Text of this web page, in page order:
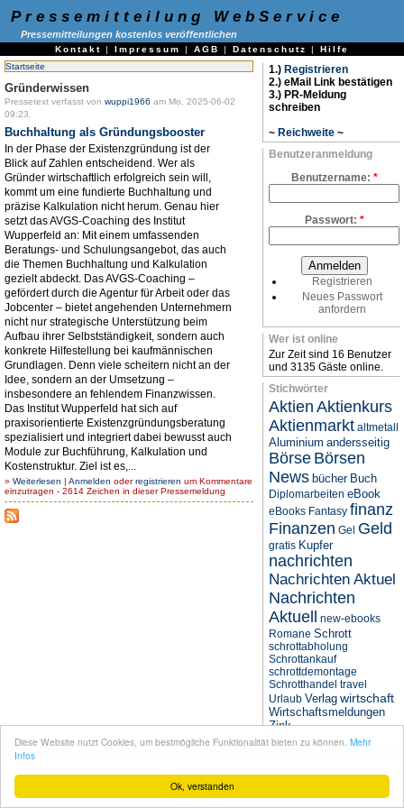
Ok, verstanden
Diese Website nutzt Cookies, um bestmögliche Funktionalität bieten zu können. Mehr
Infos
Pressemitteilung WebService
Pressemitteilungen kostenlos veröffentlichen
Kontakt | Impressum | AGB | Datenschutz | Hilfe
Startseite
Gründerwissen
Pressetext verfasst von wuppi1966 am Mo, 2025-06-02
09:23.
Buchhaltung als Gründungsbooster
In der Phase der Existenzgründung ist der
Blick auf Zahlen entscheidend. Wer als
Gründer wirtschaftlich erfolgreich sein will,
kommt um eine fundierte Buchhaltung und
präzise Kalkulation nicht herum. Genau hier
setzt das AVGS-Coaching des Institut
Wupperfeld an: Mit einem umfassenden
Beratungs- und Schulungsangebot, das auch
die Themen Buchhaltung und Kalkulation
gezielt abdeckt. Das AVGS-Coaching –
gefördert durch die Agentur für Arbeit oder das
Jobcenter – bietet angehenden Unternehmern
nicht nur strategische Unterstützung beim
Aufbau ihrer Selbstständigkeit, sondern auch
konkrete Hilfestellung bei kaufmännischen
Grundlagen. Denn viele scheitern nicht an der
Idee, sondern an der Umsetzung –
insbesondere an fehlendem Finanzwissen.
Das Institut Wupperfeld hat sich auf
praxisorientierte Existenzgründungsberatung
spezialisiert und integriert dabei bewusst auch
Module zur Buchführung, Kalkulation und
Kostenstruktur. Ziel ist es,...
» Weiterlesen | Anmelden oderregistrieren um Kommentare
einzutragen - 2614 Zeichen in dieser Pressemeldung
1.) Registrieren
2.) eMail Link bestätigen
3.) PR-Meldung
schreiben
~ Reichweite ~
Benutzeranmeldung
Benutzername: *
Passwort: *
Registrieren
Neues Passwort
anfordern
Wer ist online
Zur Zeit sind 16 Benutzer
und 3135 Gäste online.
Stichwörter
Aktien Aktienkurs
Aktienmarkt altmetall
Aluminium andersseitig
Börse Börsen
News bücher Buch
Diplomarbeiten eBook
eBooks Fantasy finanz
Finanzen Gel Geld
gratis Kupfer
nachrichten
Nachrichten Aktuel
Nachrichten
Aktuell
new-ebooks
Romane Schrott
schrottabholung
Schrottankauf
schrottdemontage
Schrotthandel travel
Urlaub Verlag wirtschaft
Wirtschaftsmeldungen
Zink